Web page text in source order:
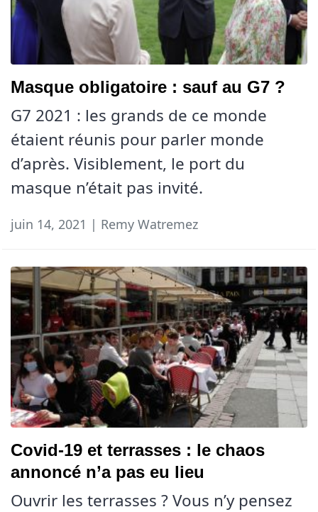
Masque obligatoire : sauf au G7 ?
G7 2021 : les grands de ce monde
étaient réunis pour parler monde
d’après. Visiblement, le port du
masque n’était pas invité.
juin 14, 2021 | Remy Watremez
Covid-19 et terrasses : le chaos
annoncé n’a pas eu lieu
Ouvrir les terrasses ? Vous n’y pensez